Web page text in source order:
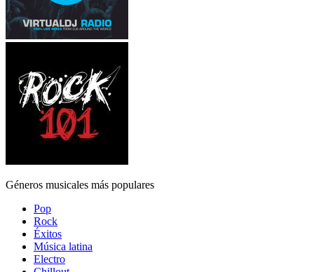
Géneros musicales más populares
Pop
Rock
Éxitos
Música latina
Electro